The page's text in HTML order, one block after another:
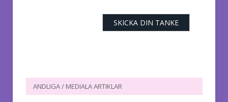
ANDLIGA / MEDIALA ARTIKLAR